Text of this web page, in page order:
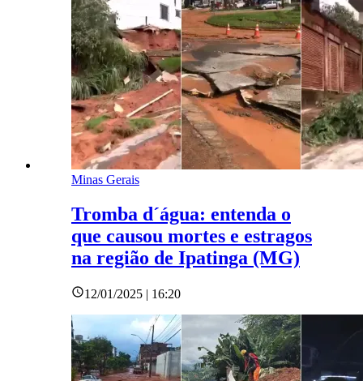
Minas Gerais
Tromba d´água: entenda o
que causou mortes e estragos
na região de Ipatinga (MG)
12/01/2025 | 16:20